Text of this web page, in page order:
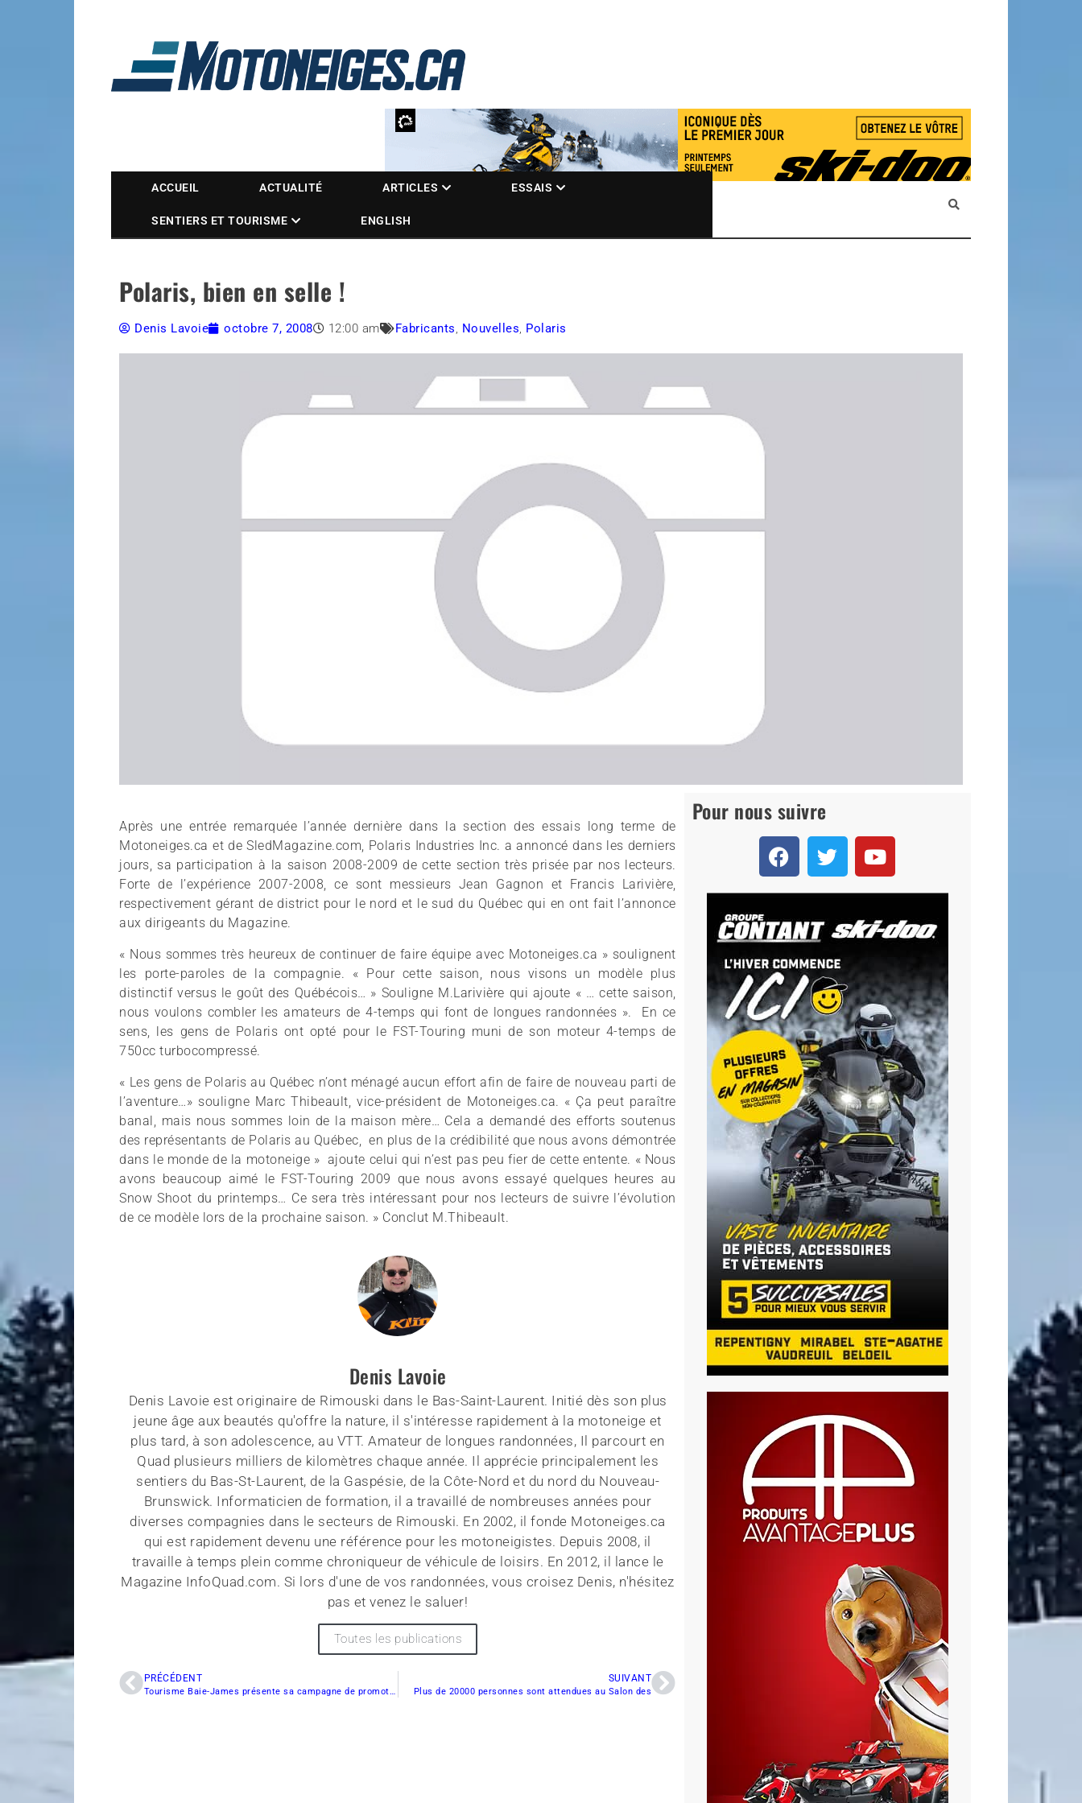
Magazine Motoneiges.ca
ACCUEIL ACTUALITÉ ARTICLES ESSAIS
SENTIERS ET TOURISME ENGLISH
Polaris, bien en selle !
Denis Lavoie octobre 7, 2008 12:00 am Fabricants Nouvelles Polaris
Après une entrée remarquée l’année dernière dans la section des essais long terme de
Motoneiges.ca et de SledMagazine.com, Polaris Industries Inc. a annoncé dans les derniers
jours, sa participation à la saison 2008-2009 de cette section très prisée par nos lecteurs.
Forte de l’expérience 2007-2008, ce sont messieurs Jean Gagnon et Francis Larivière,
respectivement gérant de district pour le nord et le sud du Québec qui en ont fait l’annonce
aux dirigeants du Magazine.
« Nous sommes très heureux de continuer de faire équipe avec Motoneiges.ca » soulignent
les porte-paroles de la compagnie. « Pour cette saison, nous visons un modèle plus
distinctif versus le goût des Québécois… » Souligne M.Larivière qui ajoute « … cette saison,
nous voulons combler les amateurs de 4-temps qui font de longues randonnées ». En ce
sens, les gens de Polaris ont opté pour le FST-Touring muni de son moteur 4-temps de
750cc turbocompressé.
« Les gens de Polaris au Québec n’ont ménagé aucun effort afin de faire de nouveau parti de
l’aventure…» souligne Marc Thibeault, vice-président de Motoneiges.ca. « Ça peut paraître
banal, mais nous sommes loin de la maison mère… Cela a demandé des efforts soutenus
des représentants de Polaris au Québec, en plus de la crédibilité que nous avons démontrée
dans le monde de la motoneige » ajoute celui qui n’est pas peu fier de cette entente. « Nous
avons beaucoup aimé le FST-Touring 2009 que nous avons essayé quelques heures au
Snow Shoot du printemps… Ce sera très intéressant pour nos lecteurs de suivre l’évolution
de ce modèle lors de la prochaine saison. » Conclut M.Thibeault.
Denis Lavoie
Denis Lavoie est originaire de Rimouski dans le Bas-Saint-Laurent. Initié dès son plus
jeune âge aux beautés qu'offre la nature, il s'intéresse rapidement à la motoneige et
plus tard, à son adolescence, au VTT. Amateur de longues randonnées, Il parcourt en
Quad plusieurs milliers de kilomètres chaque année. Il apprécie principalement les
sentiers du Bas-St-Laurent, de la Gaspésie, de la Côte-Nord et du nord du Nouveau-
Brunswick. Informaticien de formation, il a travaillé de nombreuses années pour
diverses compagnies dans le secteurs de Rimouski. En 2002, il fonde Motoneiges.ca
qui est rapidement devenu une référence pour les motoneigistes. Depuis 2008, il
travaille à temps plein comme chroniqueur de véhicule de loisirs. En 2012, il lance le
Magazine InfoQuad.com. Si lors d'une de vos randonnées, vous croisez Denis, n'hésitez
pas et venez le saluer!
Toutes les publications
PRÉCÉDENT
Tourisme Baie-James présente sa campagne de promotion du produit motoneige pour la saison 2008-2009
SUIVANT
Plus de 20000 personnes sont attendues au Salon des
Pour nous suivre